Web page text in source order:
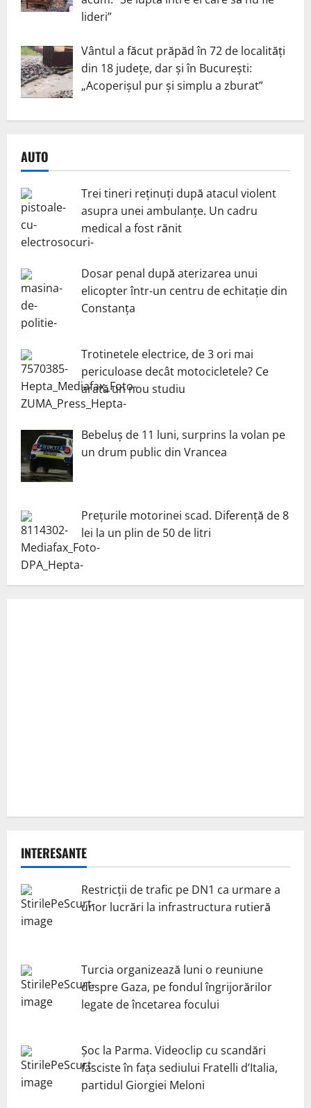
lideri”
Vântul a făcut prăpăd în 72 de localități
din 18 județe, dar și în București:
„Acoperișul pur și simplu a zburat”
AUTO
Trei tineri reținuți după atacul violent
asupra unei ambulanțe. Un cadru
medical a fost rănit
Dosar penal după aterizarea unui
elicopter într-un centru de echitație din
Constanța
Trotinetele electrice, de 3 ori mai
periculoase decât motocicletele? Ce
arată un nou studiu
Bebeluș de 11 luni, surprins la volan pe
un drum public din Vrancea
Prețurile motorinei scad. Diferență de 8
lei la un plin de 50 de litri
INTERESANTE
Restricții de trafic pe DN1 ca urmare a
unor lucrări la infrastructura rutieră
Turcia organizează luni o reuniune
despre Gaza, pe fondul îngrijorărilor
legate de încetarea focului
Șoc la Parma. Videoclip cu scandări
fasciste în fața sediului Fratelli d’Italia,
partidul Giorgiei Meloni